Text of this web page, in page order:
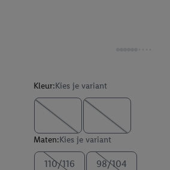
Kleur:Kies je variant
Maten:Kies je variant
110/116 98/104